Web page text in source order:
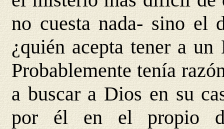
no cuesta nada- sino el
¿quién acepta tener a
Probablemente tenía
a buscar a Dios en su
por él en el propio